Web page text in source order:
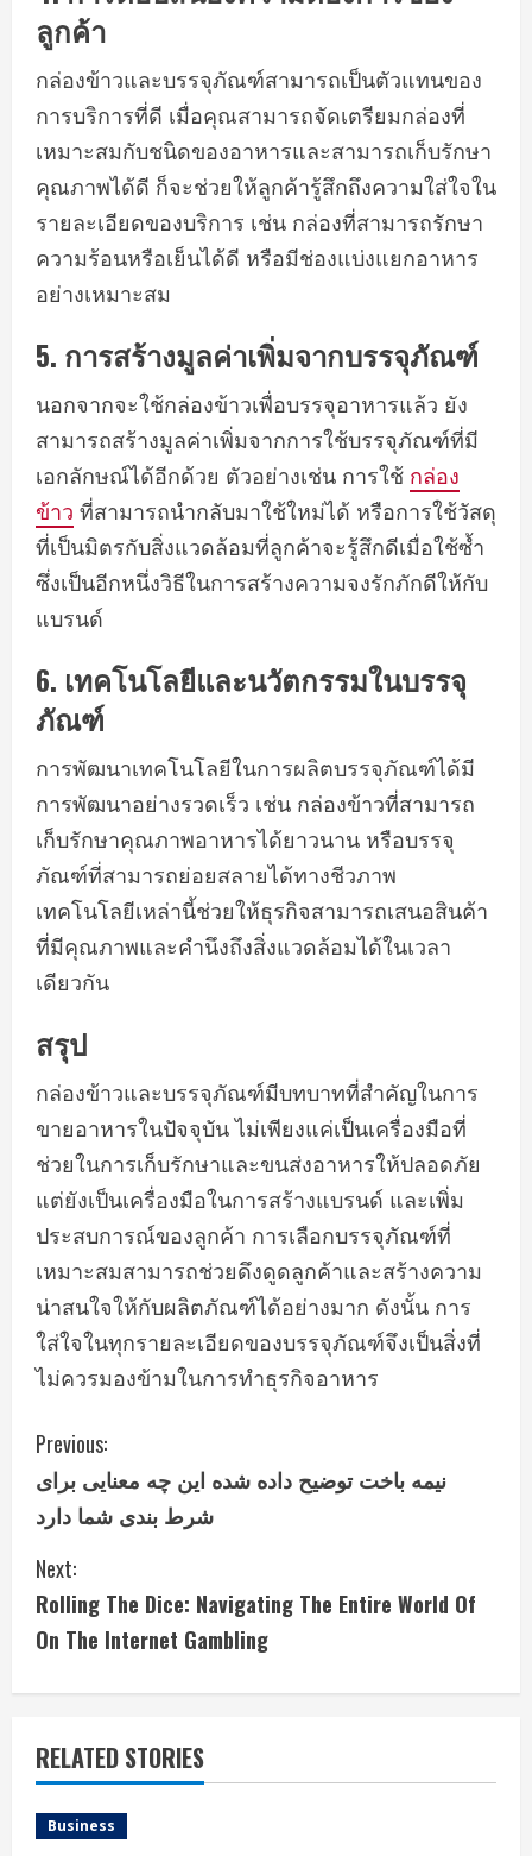
ลูกค้า
กล่องข้าวและบรรจุภัณฑ์สามารถเป็นตัวแทนของ
การบริการที่ดี เมื่อคุณสามารถจัดเตรียมกล่องที่
เหมาะสมกับชนิดของอาหารและสามารถเก็บรักษา
คุณภาพได้ดี ก็จะช่วยให้ลูกค้ารู้สึกถึงความใส่ใจใน
รายละเอียดของบริการ เช่น กล่องที่สามารถรักษา
ความร้อนหรือเย็นได้ดี หรือมีช่องแบ่งแยกอาหาร
อย่างเหมาะสม
5. การสร้างมูลค่าเพิ่มจากบรรจุภัณฑ์
นอกจากจะใช้กล่องข้าวเพื่อบรรจุอาหารแล้ว ยัง
สามารถสร้างมูลค่าเพิ่มจากการใช้บรรจุภัณฑ์ที่มี
เอกลักษณ์ได้อีกด้วย ตัวอย่างเช่น การใช้ กล่อง
ข้าว ที่สามารถนำกลับมาใช้ใหม่ได้ หรือการใช้วัสดุ
ที่เป็นมิตรกับสิ่งแวดล้อมที่ลูกค้าจะรู้สึกดีเมื่อใช้ซ้ำ
ซึ่งเป็นอีกหนึ่งวิธีในการสร้างความจงรักภักดีให้กับ
แบรนด์
6. เทคโนโลยีและนวัตกรรมในบรรจุ
ภัณฑ์
การพัฒนาเทคโนโลยีในการผลิตบรรจุภัณฑ์ได้มี
การพัฒนาอย่างรวดเร็ว เช่น กล่องข้าวที่สามารถ
เก็บรักษาคุณภาพอาหารได้ยาวนาน หรือบรรจุ
ภัณฑ์ที่สามารถย่อยสลายได้ทางชีวภาพ
เทคโนโลยีเหล่านี้ช่วยให้ธุรกิจสามารถเสนอสินค้า
ที่มีคุณภาพและคำนึงถึงสิ่งแวดล้อมได้ในเวลา
เดียวกัน
สรุป
กล่องข้าวและบรรจุภัณฑ์มีบทบาทที่สำคัญในการ
ขายอาหารในปัจจุบัน ไม่เพียงแค่เป็นเครื่องมือที่
ช่วยในการเก็บรักษาและขนส่งอาหารให้ปลอดภัย
แต่ยังเป็นเครื่องมือในการสร้างแบรนด์ และเพิ่ม
ประสบการณ์ของลูกค้า การเลือกบรรจุภัณฑ์ที่
เหมาะสมสามารถช่วยดึงดูดลูกค้าและสร้างความ
น่าสนใจให้กับผลิตภัณฑ์ได้อย่างมาก ดังนั้น การ
ใส่ใจในทุกรายละเอียดของบรรจุภัณฑ์จึงเป็นสิ่งที่
ไม่ควรมองข้ามในการทำธุรกิจอาหาร
C
o
n
t
i
n
u
e
Previous:
نیمه باخت توضیح داده شده این چه معنایی برای
شرط بندی شما دارد
Next:
Rolling The Dice: Navigating The Entire World Of
On The Internet Gambling
RELATED STORIES
Business